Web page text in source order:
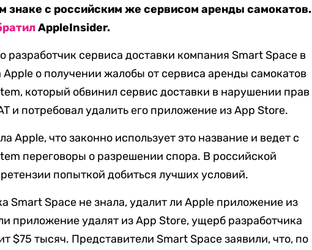
знаке с российским же сервисом аренды самокатов.
AppleInsider.
разработчик сервиса доставки компания Smart Space в
Apple о получении жалобы от сервиса аренды самокатов
который обвинил сервис доставки в нарушении прав
и потребовал удалить его приложение из App Store.
Apple, что законно использует это название и ведет с
переговоры о разрешении спора. В российской
попыткой добиться лучших условий.
Smart Space не знала, удалит ли Apple приложение из
приложение удалят из App Store, ущерб разработчика
$75 тысяч. Представители Smart Space заявили, что, по